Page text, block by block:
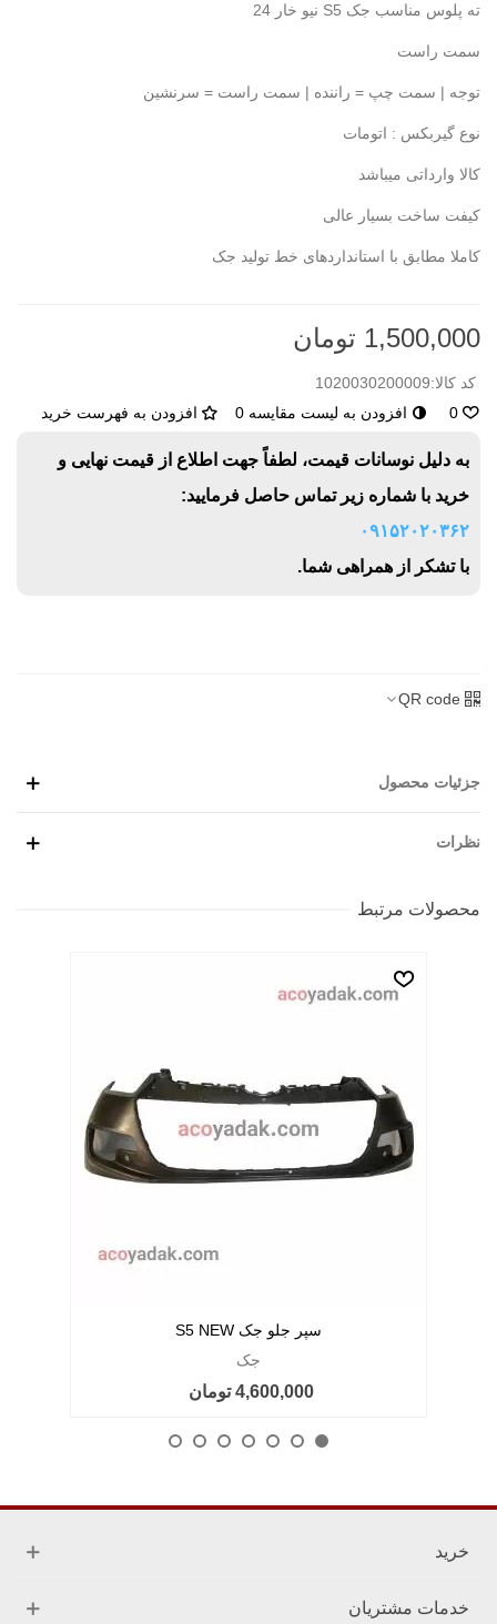
ته پلوس مناسب جک S5 نیو خار 24
سمت راست
توجه | سمت چپ = راننده | سمت راست = سرنشین
نوع گیربکس : اتومات
کالا وارداتی میباشد
کیفت ساخت بسیار عالی
کاملا مطابق با استانداردهای خط تولید جک
1,500,000 تومان
کد کالا:1020030200009
0
افزودن به لیست مقایسه 0 افزودن به فهرست خرید
به دلیل نوسانات قیمت، لطفاً جهت اطلاع از قیمت نهایی و
خرید با شماره زیر تماس حاصل فرمایید:
۰۹۱۵۲۰۲۰۳۶۲
با تشکر از همراهی شما.
QR code
جزئیات محصول
نظرات
محصولات مرتبط
سپر جلو جک S5 NEW
جک
4,600,000 تومان
خرید
خدمات مشتریان